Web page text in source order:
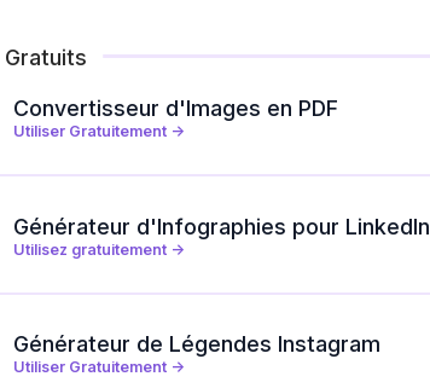
Convertisseur d'Images en PDF
Utiliser Gratuitement ->
Générateur d'Infographies pour LinkedIn
Utilisez gratuitement ->
Générateur de Légendes Instagram
Utiliser Gratuitement ->